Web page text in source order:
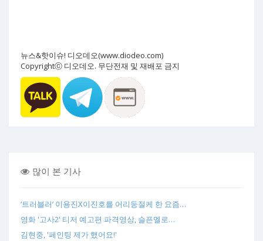
뉴스&핫이슈! 디오데오(www.diodeo.com)
Copyrightⓒ 디오데오. 무단전재 및 재배포 금지
많이 본 기사
‘트러블러’ 이용진X이진호를 어리둥절케 한 요즘…
영화 '고사2' 티저 예고편 파격영상, 슬픈멜로…
김현중, '페인팅 제가 했어요!'